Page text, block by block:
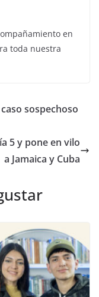
en
toda nuestra
sospechoso
5 y pone en vilo
a Jamaica y Cuba